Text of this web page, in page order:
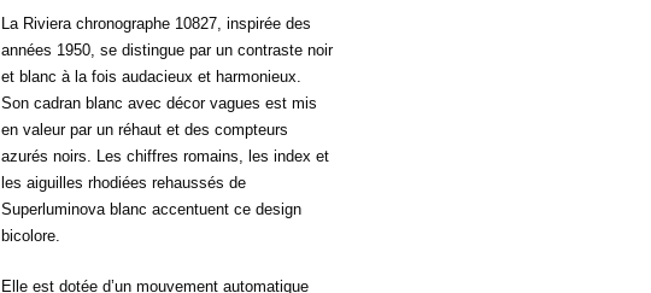
La Riviera chronographe 10827, inspirée des
années 1950, se distingue par un contraste noir
et blanc à la fois audacieux et harmonieux.
Son cadran blanc avec décor vagues est mis
en valeur par un réhaut et des compteurs
azurés noirs. Les chiffres romains, les index et
les aiguilles rhodiées rehaussés de
Superluminova blanc accentuent ce design
bicolore.
Elle est dotée d’un mouvement automatique